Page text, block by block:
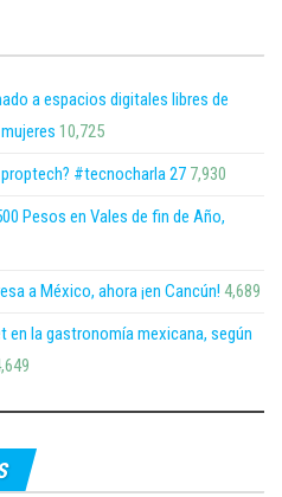
a espacios digitales libres de
10,725
#tecnocharla 27 7,930
Pesos en Vales de fin de Año,
a México, ahora ¡en Cancún! 4,689
en la gastronomía mexicana, según